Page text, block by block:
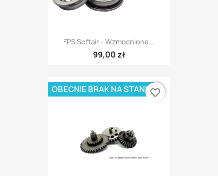
FPS Softair - Wzmocnione...
99,00 zł
OBECNIE BRAK NA STANIEfavorite_border